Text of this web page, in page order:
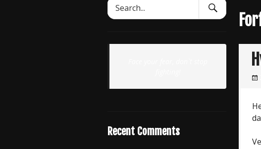
Search
for:
Search
Submit
Recent Comments